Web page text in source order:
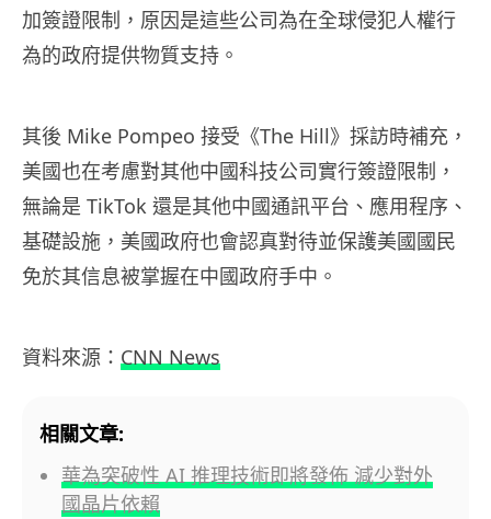
加簽證限制，原因是這些公司為在全球侵犯人權行
為的政府提供物質支持。
其後 Mike Pompeo 接受《The Hill》採訪時補充，
美國也在考慮對其他中國科技公司實行簽證限制，
無論是 TikTok 還是其他中國通訊平台、應用程序、
基礎設施，美國政府也會認真對待並保護美國國民
免於其信息被掌握在中國政府手中。
資料來源： CNN News
相關文章:
華為突破性 AI 推理技術即將發佈 減少對外
國晶片依賴